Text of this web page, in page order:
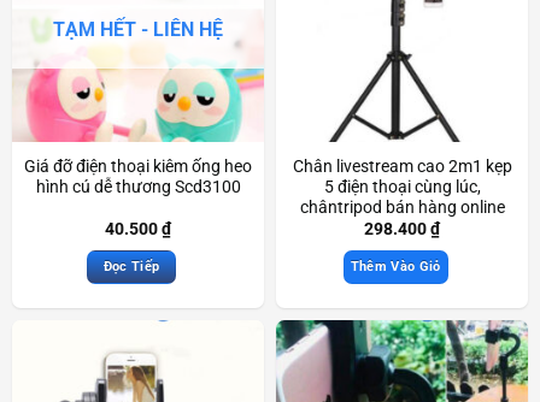
TẠM HẾT - LIÊN HỆ
Giá đỡ điện thoại kiêm ống heo
hình cú dễ thương Scd3100
40.500₫
Đọc Tiếp
Chân livestream cao 2m1 kẹp
5 điện thoại cùng lúc,
chântripod bán hàng online
Scd3090
298.400₫
Thêm Vào Giỏ